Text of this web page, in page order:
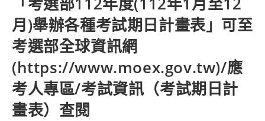
月)舉辦各種考試期日計畫表」可至
考選部全球資訊網
(https://www.moex.gov.tw)/應
考人專區/考試資訊（考試期日計
畫表）查閱